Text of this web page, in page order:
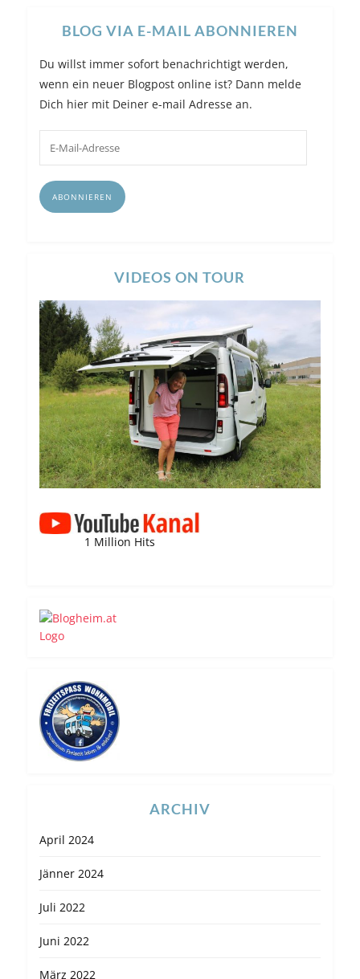
BLOG VIA E-MAIL ABONNIEREN
Du willst immer sofort benachrichtigt werden,
wenn ein neuer Blogpost online ist? Dann melde
Dich hier mit Deiner e-mail Adresse an.
Adresse
ABONNIEREN
VIDEOS ON TOUR
1 Million Hits
ARCHIV
April 2024
Jänner 2024
Juli 2022
Juni 2022
März 2022